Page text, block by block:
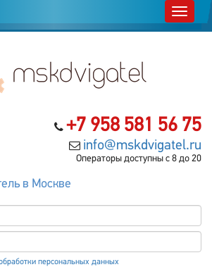
+7 958 581 56 75
info@mskdvigatel.ru
Операторы доступны с 8 до 20
в Москве
персональных данных